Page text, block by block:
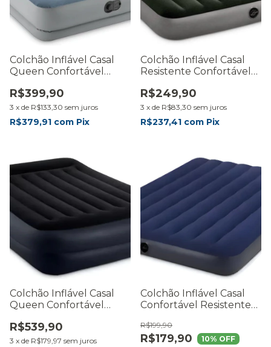
Colchão Inflável Casal
Queen Confortável
R$399,90
3 x de R$133,30 sem juros
R$379,91 com Pix
Colchão Inflável Casal
Resistente Confortável
R$249,90
3 x de R$83,30 sem juros
R$237,41 com Pix
Colchão Inflável Casal
Queen Confortável
R$539,90
3 x de R$179,97 sem juros
Colchão Inflável Casal
Confortável Resistente
R$179,90
R$199,90
10% OFF